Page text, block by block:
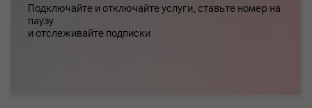
Подключайте и отключайте услуги, ставьте номер на
паузу
и отслеживайте подписки